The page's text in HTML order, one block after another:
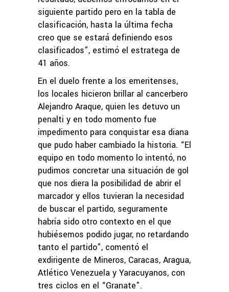
siguiente partido pero en la tabla de
clasificación, hasta la última fecha
creo que se estará definiendo esos
clasificados”, estimó el estratega de
41 años.
En el duelo frente a los emeritenses,
los locales hicieron brillar al cancerbero
Alejandro Araque, quien les detuvo un
penalti y en todo momento fue
impedimento para conquistar esa diana
que pudo haber cambiado la historia. “El
equipo en todo momento lo intentó, no
pudimos concretar una situación de gol
que nos diera la posibilidad de abrir el
marcador y ellos tuvieran la necesidad
de buscar el partido, seguramente
habría sido otro contexto en el que
hubiésemos podido jugar, no retardando
tanto el partido”, comentó el
exdirigente de Mineros, Caracas, Aragua,
Atlético Venezuela y Yaracuyanos, con
tres ciclos en el “Granate”.